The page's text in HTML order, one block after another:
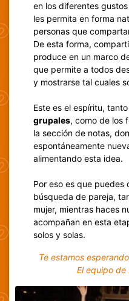
en los diferentes
les permita en forma
personas que
De esta forma,
produce en un marco
que permite a todos
y mostrarse tal cuales
Este es el espíritu,
grupales, como de los
la sección de notas,
espontáneamente
alimentando esta idea.
Por eso es que puedes
búsqueda de pareja,
mujer, mientras haces
acompañan en esta
solos y solas.
Te estamos
El equipo de